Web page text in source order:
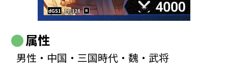
属性
男性・中国・三国時代・魏・武将